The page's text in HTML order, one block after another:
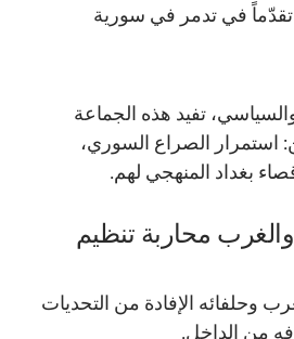
2015 حين أحرز تقدّماً في تدمر في سورية
تفيد هذه الجماعة
استمرار الصراع السوري،
بغداد المنهجي لهم.
محاربة تنظيم
وحلفائه الإفادة من التحديات
من الداخل.